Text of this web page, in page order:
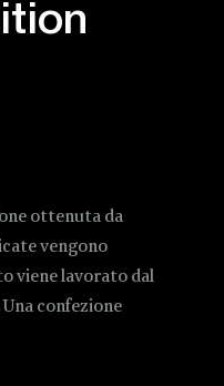
ottenuta da
vengono
viene lavorato dal
confezione